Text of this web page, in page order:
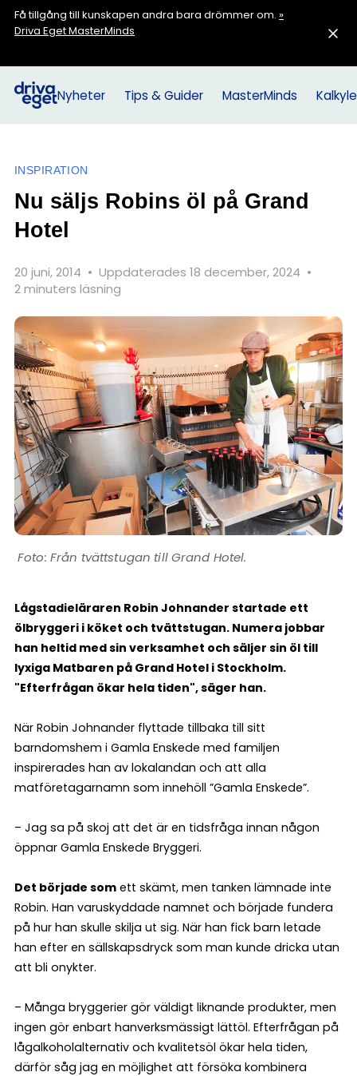
Få tillgång till kunskapen andra bara drömmer om. »
Driva Eget MasterMinds
Nyheter Tips & Guider MasterMinds
INSPIRATION
Nu säljs Robins öl på Grand
Hotel
20 juni, 2014 • Uppdaterades 18 december, 2024 •
2 minuters läsning
Från tvättstugan till Grand Hotel.
Lågstadieläraren Robin Johnander startade ett
ölbryggeri i köket och tvättstugan. Numera jobbar
han heltid med sin verksamhet och säljer sin öl till
lyxiga Matbaren på Grand Hotel i Stockholm.
"Efterfrågan ökar hela tiden", säger han.
När Robin Johnander flyttade tillbaka till sitt
barndomshem i Gamla Enskede med familjen
inspirerades han av lokalandan och att alla
matföretagarnamn som innehöll ”Gamla Enskede”.
– Jag sa på skoj att det är en tidsfråga innan någon
öppnar Gamla Enskede Bryggeri.
Det började som ett skämt, men tanken lämnade inte
Robin. Han varuskyddade namnet och började fundera
på hur han skulle skilja ut sig. När han fick barn letade
han efter en sällskapsdryck som man kunde dricka utan
att bli onykter.
– Många bryggerier gör väldigt liknande produkter, men
ingen gör enbart hanverksmässigt lättöl. Efterfrågan på
lågalkoholalternativ och kvalitetsöl ökar hela tiden,
därför såg jag en möjlighet att försöka kombinera